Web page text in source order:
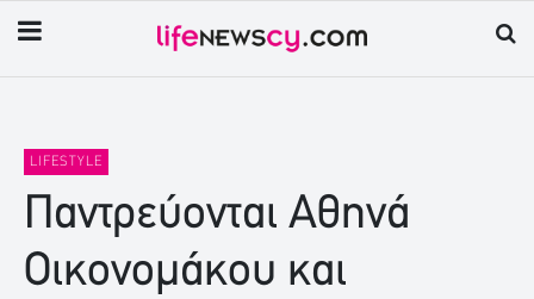
LIFESTYLE
Παντρεύονται Αθηνά
Οικονομάκου και